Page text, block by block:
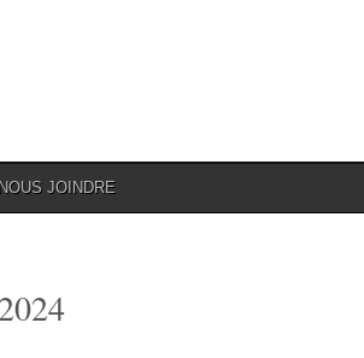
JOINDRE